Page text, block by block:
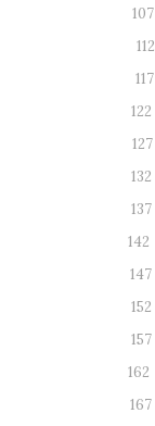
107
112
117
122
127
132
137
142
147
152
157
162
167